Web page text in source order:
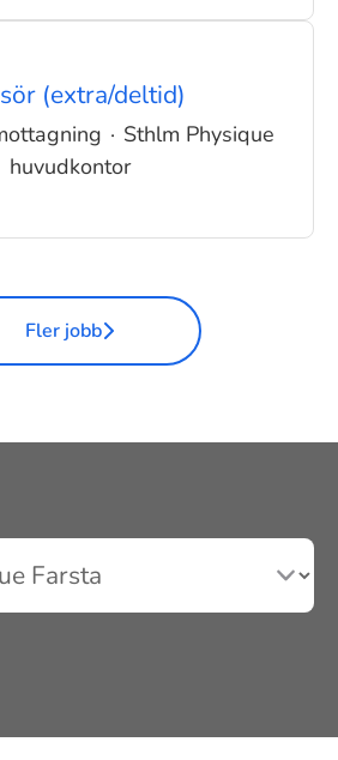
(extra/deltid)
· Sthlm Physique
huvudkontor
Fler jobb